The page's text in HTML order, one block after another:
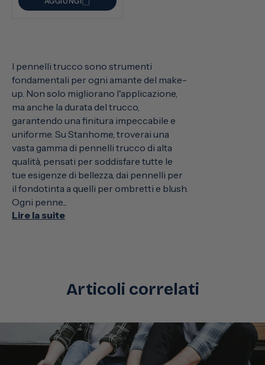
listino
I pennelli trucco sono strumenti
fondamentali per ogni amante del make-
up. Non solo migliorano l'applicazione,
ma anche la durata del trucco,
garantendo una finitura impeccabile e
uniforme. Su Stanhome, troverai una
vasta gamma di pennelli trucco di alta
qualità, pensati per soddisfare tutte le
tue esigenze di bellezza, dai pennelli per
il fondotinta a quelli per ombretti e blush.
Ogni penne...
Lire la suite
Articoli correlati